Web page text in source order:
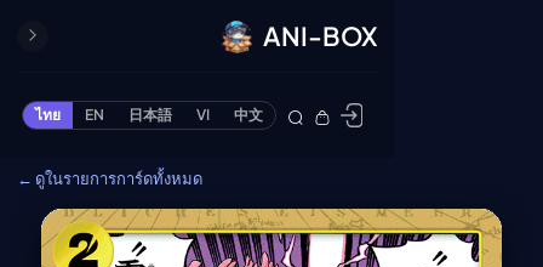
ANI-BOX
ไทย EN 日本語 VI 中文
ปิด
ONE PIECE
Collection
Deck Builder
← ดูในรายการการ์ดทั้งหมด